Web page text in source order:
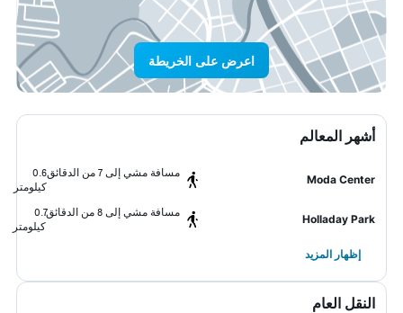
اعرض على الخريطة
أشهر المعالم
Moda Center
مسافة مشي إلى 7 من الدقائق
0.6
كيلومتر
Holladay Park
مسافة مشي إلى 8 من الدقائق
0.7
كيلومتر
إظهار المزيد
النقل العام